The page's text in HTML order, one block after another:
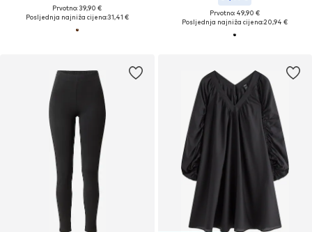
Prvotno: 39,90 €
Posljednja najniža cijena:31,41 €
Prvotno: 49,90 €
Posljednja najniža cijena:20,94 €